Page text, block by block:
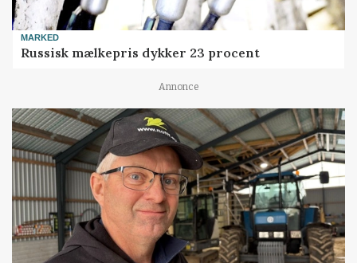
MARKED
Russisk mælkepris dykker 23 procent
Annonce